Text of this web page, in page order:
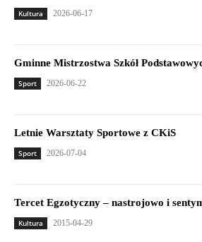
Kultura 2026-06-17
Gminne Mistrzostwa Szkół
Sport 2026-06-22
Letnie Warsztaty Sportowe z CKiS
Sport 2026-07-04
Tercet Egzotyczny – nastrojowo i
Kultura 2015-04-29